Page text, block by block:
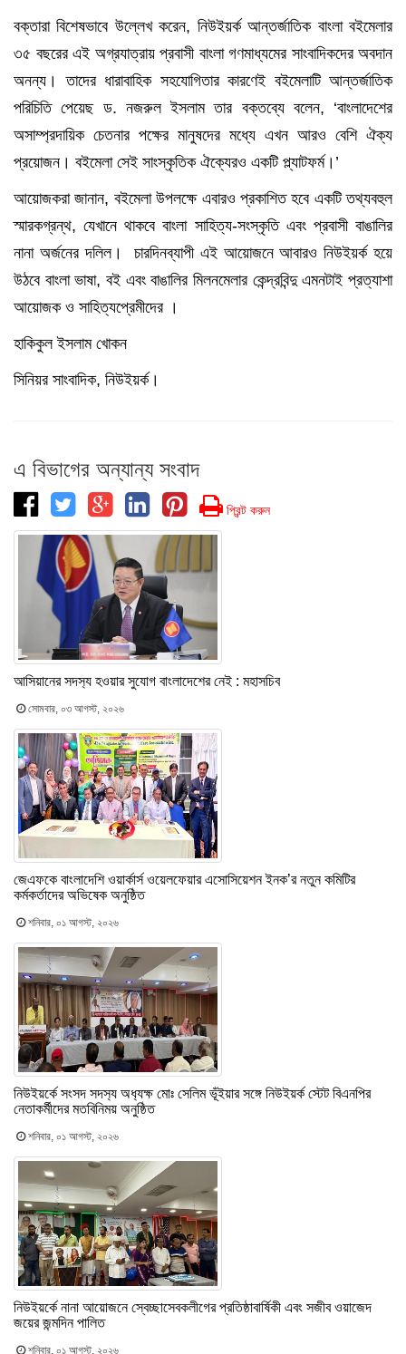
বক্তারা বিশেষভাবে উল্লেখ করেন, নিউইয়র্ক আন্তর্জাতিক বাংলা বইমেলার
৩৫ বছরের এই অগ্রযাত্রায় প্রবাসী বাংলা গণমাধ্যমের সাংবাদিকদের অবদান
অনন্য। তাদের ধারাবাহিক সহযোগিতার কারণেই বইমেলাটি আন্তর্জাতিক
পরিচিতি পেয়েছ ড. নজরুল ইসলাম তার বক্তব্যে বলেন, ‘বাংলাদেশের
অসাম্প্রদায়িক চেতনার পক্ষের মানুষদের মধ্যে এখন আরও বেশি ঐক্য
প্রয়োজন। বইমেলা সেই সাংস্কৃতিক ঐক্যেরও একটি প্ল্যাটফর্ম।’
আয়োজকরা জানান, বইমেলা উপলক্ষে এবারও প্রকাশিত হবে একটি তথ্যবহুল
স্মারকগ্রন্থ, যেখানে থাকবে বাংলা সাহিত্য-সংস্কৃতি এবং প্রবাসী বাঙালির
নানা অর্জনের দলিল। চারদিনব্যাপী এই আয়োজনে আবারও নিউইয়র্ক হয়ে
উঠবে বাংলা ভাষা, বই এবং বাঙালির মিলনমেলার কেন্দ্রবিন্দু এমনটাই প্রত্যাশা
আয়োজক ও সাহিত্যপ্রেমীদের ।
হাকিকুল ইসলাম খোকন
সিনিয়র সাংবাদিক, নিউইয়র্ক।
এ বিভাগের অন্যান্য সংবাদ
প্রিন্ট করুন
আসিয়ানের সদস‍্য হওয়ার সুযোগ বাংলাদেশের নেই : মহাসচিব
সোমবার, ০৩ আগস্ট, ২০২৬
জেএফকে বাংলাদেশি ওয়ার্কার্স ওয়েলফেয়ার এসোসিয়েশন ইনক’র নতুন কমিটির
কর্মকর্তাদের অভিষেক অনুষ্ঠিত
শনিবার, ০১ আগস্ট, ২০২৬
নিউইয়র্কে সংসদ সদস‍্য অধ‍্যক্ষ মোঃ সেলিম ভূঁইয়ার সঙ্গে নিউইয়র্ক স্টেট বিএনপির
নেতাকর্মীদের মতবিনিময় অনুষ্ঠিত
শনিবার, ০১ আগস্ট, ২০২৬
নিউইয়র্কে নানা আয়োজনে স্বেচ্ছাসেবকলীগের প্রতিষ্ঠাবার্ষিকী এবং সজীব ওয়াজেদ
জয়ের জন্মদিন পালিত
শনিবার, ০১ আগস্ট, ২০২৬